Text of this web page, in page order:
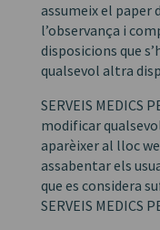
assumeix el paper
l’observança i
disposicions que
qualsevol altra
SERVEIS MEDICS
modificar
aparèixer al lloc
assabentar els
que es considera
SERVEIS MEDICS